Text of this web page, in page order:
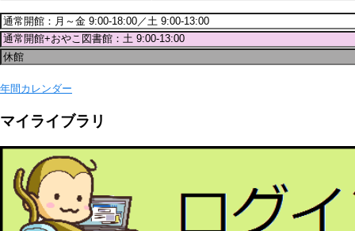
年間カレンダー
マイライブラリ